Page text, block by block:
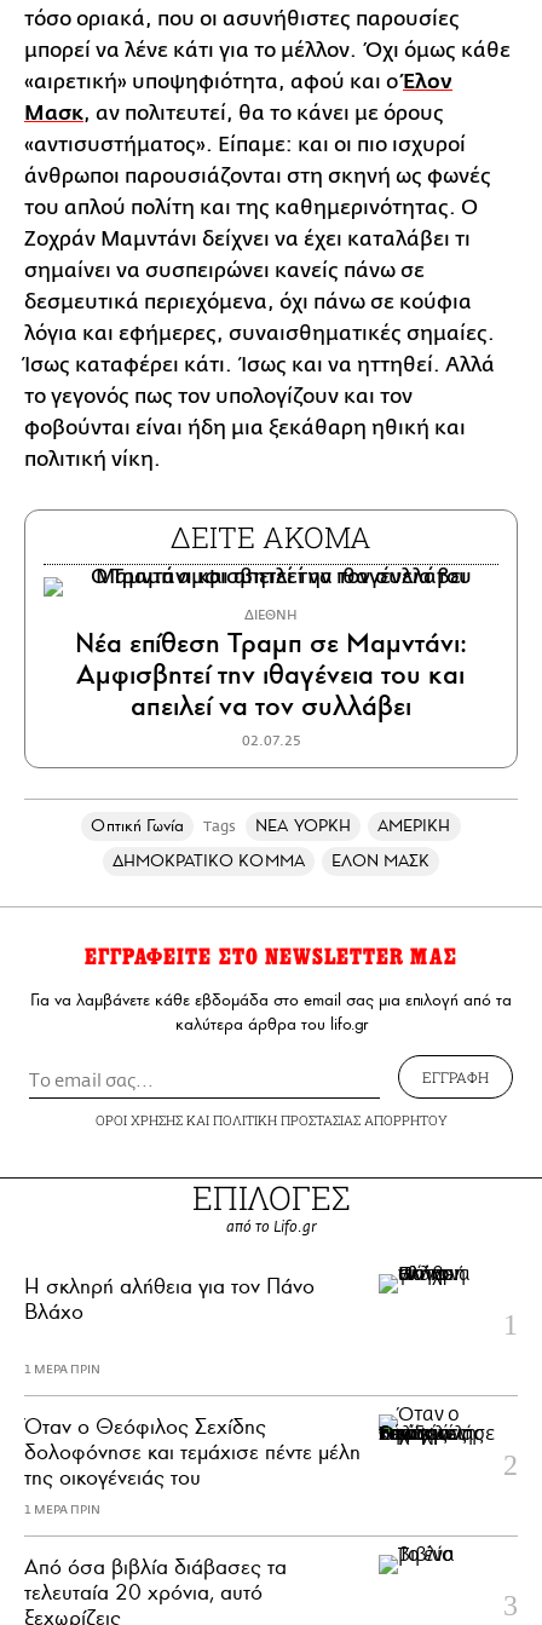
τόσο οριακά, που οι ασυνήθιστες παρουσίες
μπορεί να λένε κάτι για το μέλλον. Όχι όμως κάθε
«αιρετική» υποψηφιότητα, αφού και οΈλον
Μασκ, αν πολιτευτεί, θα το κάνει με όρους
«αντισυστήματος». Είπαμε: και οι πιο ισχυροί
άνθρωποι παρουσιάζονται στη σκηνή ως φωνές
του απλού πολίτη και της καθημερινότητας. Ο
Ζοχράν Μαμντάνι δείχνει να έχει καταλάβει τι
σημαίνει να συσπειρώνει κανείς πάνω σε
δεσμευτικά περιεχόμενα, όχι πάνω σε κούφια
λόγια και εφήμερες, συναισθηματικές σημαίες.
Ίσως καταφέρει κάτι. Ίσως και να ηττηθεί. Αλλά
το γεγονός πως τον υπολογίζουν και τον
φοβούνται είναι ήδη μια ξεκάθαρη ηθική και
πολιτική νίκη.
ΔΕΙΤΕ ΑΚΟΜΑ
ΔΙΕΘΝΗ
Νέα επίθεση Τραμπ σε Μαμντάνι:
Αμφισβητεί την ιθαγένεια του και
απειλεί να τον συλλάβει
02.07.25
Οπτική Γωνία Tags ΝΕΑ ΥΟΡΚΗ
ΑΜΕΡΙΚΗ
ΔΗΜΟΚΡΑΤΙΚΟ ΚΟΜΜΑ
ΕΛΟΝ ΜΑΣΚ
ΕΓΓΡΑΦΕΙΤΕ ΣΤΟ NEWSLETTER ΜΑΣ
Για να λαμβάνετε κάθε εβδομάδα στο email σας μια επιλογή από τα
καλύτερα άρθρα του lifo.gr
ΕΓΓΡΑΦΗ
ΟΡΟΙ ΧΡΗΣΗΣΚΑΙ ΠΟΛΙΤΙΚΗ ΠΡΟΣΤΑΣΙΑΣ ΑΠΟΡΡΗΤΟΥ
ΕΠΙΛΟΓΕΣ
από το Lifo.gr
H σκληρή αλήθεια για τον Πάνο
Βλάχο
1 ΜΕΡΑ ΠΡΙΝ
Όταν ο Θεόφιλος Σεχίδης
δολοφόνησε και τεμάχισε πέντε μέλη
της οικογένειάς του
1 ΜΕΡΑ ΠΡΙΝ
Από όσα βιβλία διάβασες τα
τελευταία 20 χρόνια, αυτό
ξεχωρίζεις